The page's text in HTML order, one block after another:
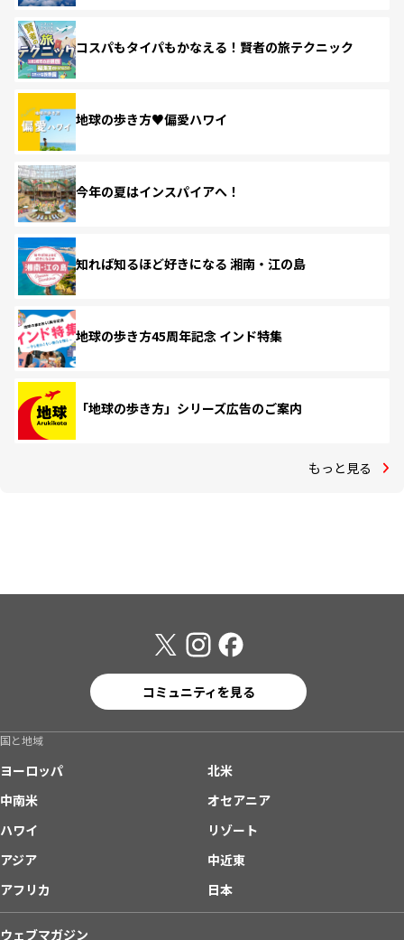
コスパもタイパもかなえる！賢者の旅テクニック
地球の歩き方♥偏愛ハワイ
今年の夏はインスパイアへ！
知れば知るほど好きになる 湘南・江の島
地球の歩き方45周年記念 インド特集
「地球の歩き方」シリーズ広告のご案内
もっと見る
コミュニティを見る
国と地域
ヨーロッパ
北米
中南米
オセアニア
ハワイ
リゾート
アジア
中近東
アフリカ
日本
ウェブマガジン